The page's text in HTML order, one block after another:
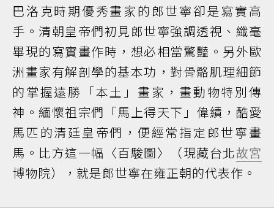
巴洛克時期優秀畫家的郎世寧卻是寫實高
手。清朝皇帝們初見郎世寧強調透視、纖毫
畢現的寫實畫作時，想必相當驚豔。另外歐
洲畫家有解剖學的基本功，對骨骼肌理細節
的掌握遠勝「本土」畫家，畫動物特別傳
神。緬懷祖宗們「馬上得天下」偉績，酷愛
馬匹的清廷皇帝們，便經常指定郎世寧畫
馬。比方這一幅〈百駿圖〉（現藏台北故宮
博物院），就是郎世寧在雍正朝的代表作。